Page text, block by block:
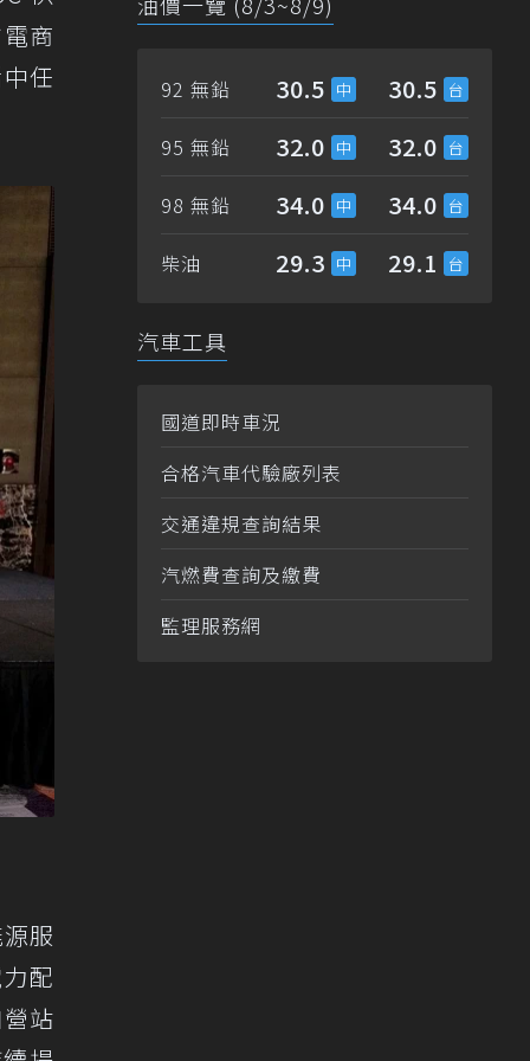
商
任
服
配
站
92 無鉛 30.5 30.5
95 無鉛 32.0 32.0
98 無鉛 34.0 34.0
柴油 29.3 29.1
汽車工具
國道即時車況
合格汽車代驗廠列表
交通違規查詢結果
汽燃費查詢及繳費
監理服務網